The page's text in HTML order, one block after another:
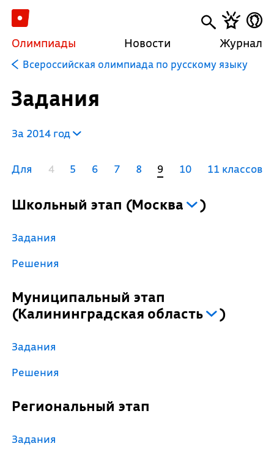
Олимпиады Новости Журнал
Всероссийская олимпиада по русскому языку
Задания
За 2014 год
Для 4 5 6 7 8 9 10 11 классов
Школьный этап (Москва )
Задания
Решения
Муниципальный этап
(Калининградская область )
Задания
Решения
Региональный этап
Задания